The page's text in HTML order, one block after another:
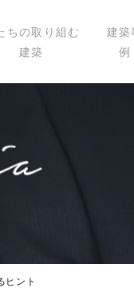
ちの取り組む
建築
建築
例
ヒント